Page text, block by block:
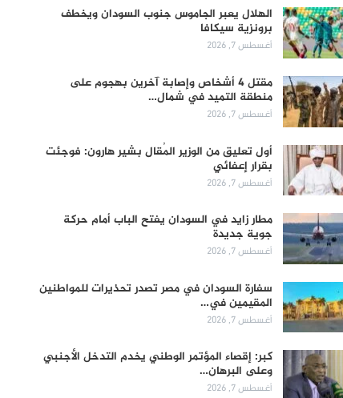
الهلال يعبر الجاموس جنوب السودان ويخطف
برونزية سيكافا
أغسطس 7, 2026
مقتل 4 أشخاص وإصابة آخرين بهجوم على
منطقة التميد في شمال…
أغسطس 7, 2026
أول تعليق من الوزير المُقال بشير هارون: فوجئت
بقرار إعفائي
أغسطس 7, 2026
مطار زايد في السودان يفتح الباب أمام حركة
جوية جديدة
أغسطس 7, 2026
سفارة السودان في مصر تصدر تحذيرات للمواطنين
المقيمين في…
أغسطس 7, 2026
كبر: إقصاء المؤتمر الوطني يخدم التدخل الأجنبي
وعلى البرهان…
أغسطس 7, 2026